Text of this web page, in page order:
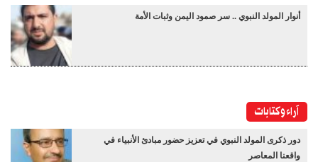
أنوار المولد النبوي .. سر صمود اليمن وثبات الأمة
آراء وكتابات
دور ذكرى المولد النبوي في تعزيز حضور مبادئ الأنبياء في
واقعنا المعاصر